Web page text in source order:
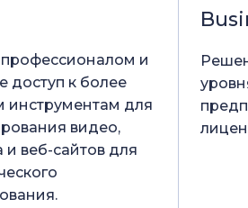
профессионалом и
доступ к более
для
видео,
и веб-сайтов для